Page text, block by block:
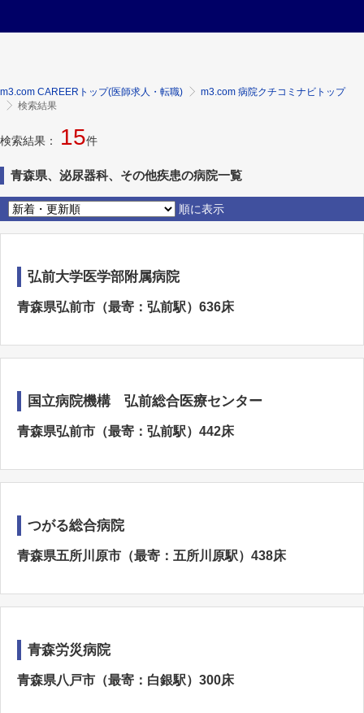
m3.com CAREERトップ(医師求人・転職)
m3.com 病院クチコミナビトップ
検索結果
検索結果： 15件
青森県、泌尿器科、その他疾患の病院一覧
順に表示
弘前大学医学部附属病院
青森県弘前市（最寄：弘前駅）636床
国立病院機構 弘前総合医療センター
青森県弘前市（最寄：弘前駅）442床
つがる総合病院
青森県五所川原市（最寄：五所川原駅）438床
青森労災病院
青森県八戸市（最寄：白銀駅）300床